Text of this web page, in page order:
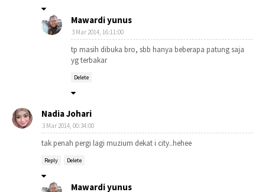
Mawardi yunus
3 Mar 2014, 16:11:00
tp masih dibuka bro, sbb hanya beberapa patung saja
yg terbakar
Delete
Nadia Johari
3 Mar 2014, 00:34:00
tak penah pergi lagi muzium dekat i city..hehee
Reply Delete
Mawardi yunus